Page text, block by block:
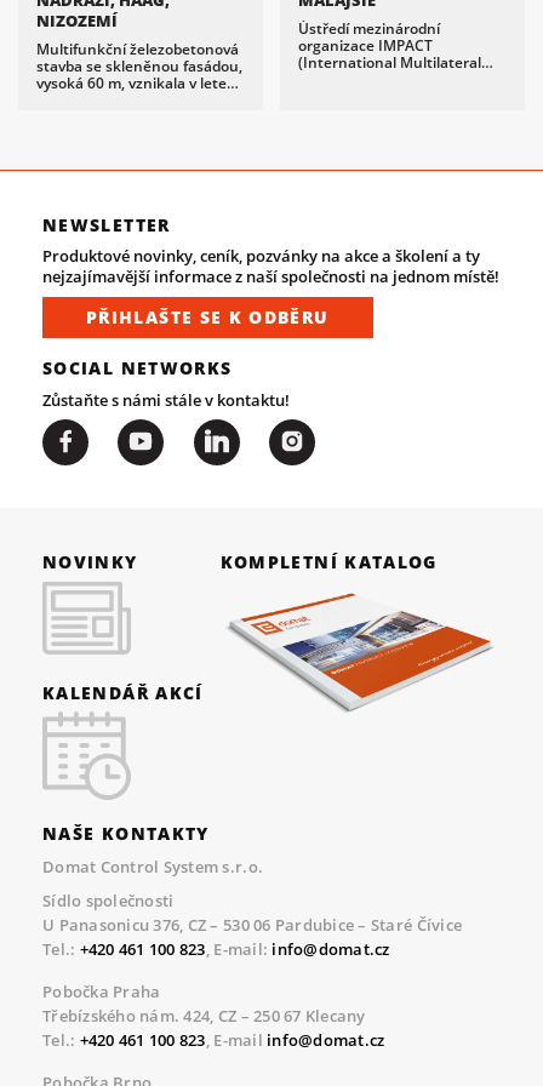
Japonsku a podporuje
výměnné projekty. V roce
2010 zpracoval architekt
Kačer projekt na
rekonstrukci budovy, jejíž
NIZOZEMÍ
Multifunkční železobetonová
stavba se skleněnou fasádou,
vysoká 60 m, vznikala v letech
podlaží prorůstají do nádražní
Ústředí mezinárodní
organizace IMPACT
(International Multilateral
NEWSLETTER
Produktové novinky, ceník, pozvánky na akce a školení a ty
nejzajímavější informace z naší společnosti na jednom místě!
PŘIHLAŠTE SE K ODBĚRU
SOCIAL NETWORKS
Zůstaňte s námi stále v kontaktu!
NOVINKY
KALENDÁŘ AKCÍ
KOMPLETNÍ KATALOG
NAŠE KONTAKTY
Domat Control System s.r.o.
Sídlo společnosti
U Panasonicu 376, CZ – 530 06 Pardubice – Staré Čívice
Tel.: +420 461 100 823, E-mail: info@domat.cz
Pobočka Praha
Třebízského nám. 424, CZ – 250 67 Klecany
Tel.: +420 461 100 823, E-mail info@domat.cz